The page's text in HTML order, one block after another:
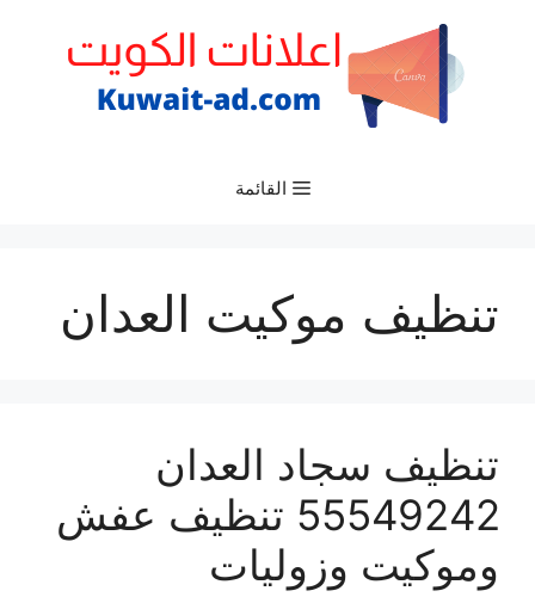
القائمة
تنظيف موكيت العدان
تنظيف سجاد العدان
55549242 تنظيف عفش
وموكيت وزوليات